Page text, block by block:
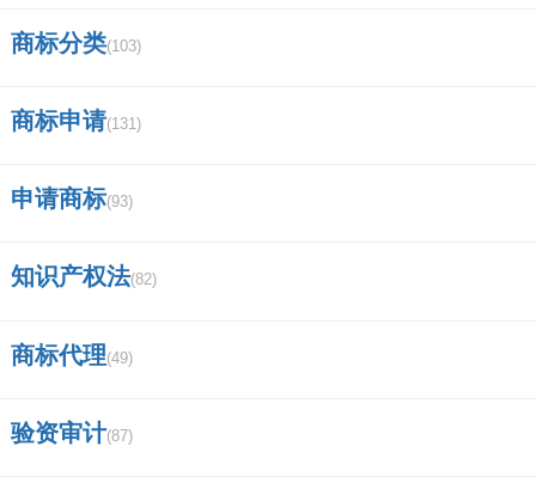
商标分类(103)
商标申请(131)
申请商标(93)
知识产权法(82)
商标代理(49)
验资审计(87)